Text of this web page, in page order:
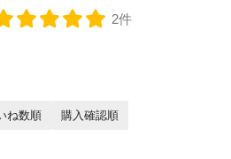
2件
ね数順 購入確認順